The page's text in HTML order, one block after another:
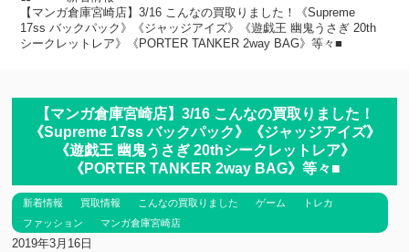
【マンガ倉庫宮崎店】3/16 こんなの買取りました！《Supreme
17ss バックパック》《ジャッジアイズ》《遊戯王 幽鬼うさぎ 20th
シークレットレア》《PORTER TANKER 2way BAG》等々■
【マンガ倉庫宮崎店】3/16 こんなの買取りました！
《Supreme 17ss バックパック》《ジャッジアイズ》
《遊戯王 幽鬼うさぎ 20thシークレットレア》
《PORTER TANKER 2way BAG》等々■
新着情報 買取情報 こんなの買取りました ゲーム
トレカ
ファッション
マンガ倉庫宮崎店
2019年3月16日